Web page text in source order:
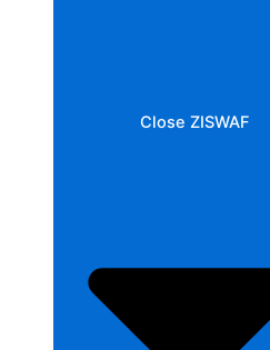
Close ZISWAF